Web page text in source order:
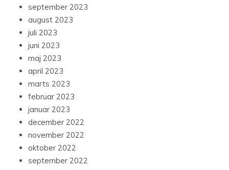
september 2023
august 2023
juli 2023
juni 2023
maj 2023
april 2023
marts 2023
februar 2023
januar 2023
december 2022
november 2022
oktober 2022
september 2022